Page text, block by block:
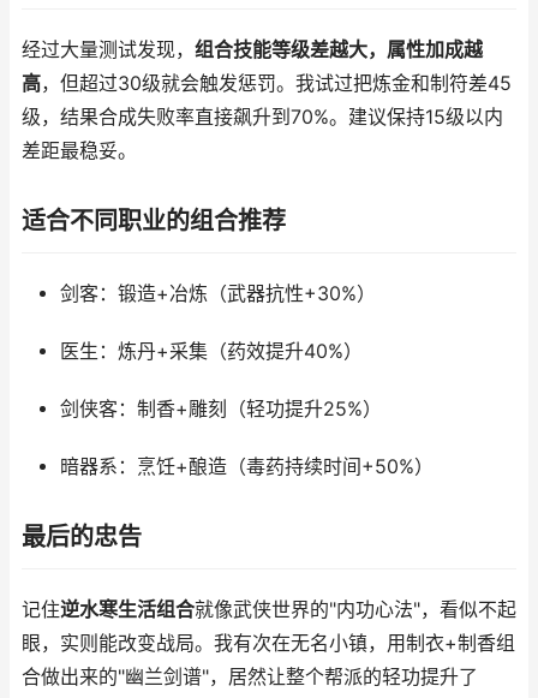
经过大量测试发现， 组合技能等级差越大，属性加成越
高，但超过30级就会触发惩罚。我试过把炼金和制符差45
级，结果合成失败率直接飙升到70%。建议保持15级以内
差距最稳妥。
适合不同职业的组合推荐
剑客：锻造+冶炼（武器抗性+30%）
医生：炼丹+采集（药效提升40%）
剑侠客：制香+雕刻（轻功提升25%）
暗器系：烹饪+酿造（毒药持续时间+50%）
最后的忠告
记住逆水寒生活组合就像武侠世界的"内功心法"，看似不起
眼，实则能改变战局。我有次在无名小镇，用制衣+制香组
合做出来的"幽兰剑谱"，居然让整个帮派的轻功提升了